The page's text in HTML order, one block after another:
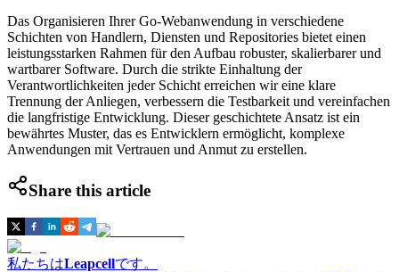
Das Organisieren Ihrer Go-Webanwendung in verschiedene
Schichten von Handlern, Diensten und Repositories bietet einen
leistungsstarken Rahmen für den Aufbau robuster, skalierbarer und
wartbarer Software. Durch die strikte Einhaltung der
Verantwortlichkeiten jeder Schicht erreichen wir eine klare
Trennung der Anliegen, verbessern die Testbarkeit und vereinfachen
die langfristige Entwicklung. Dieser geschichtete Ansatz ist ein
bewährtes Muster, das es Entwicklern ermöglicht, komplexe
Anwendungen mit Vertrauen und Anmut zu erstellen.
Share this article
私たちはLeapcellです。